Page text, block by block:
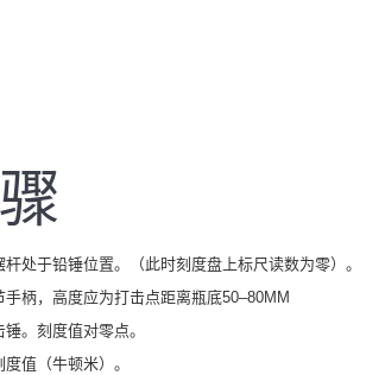
处于铅锤位置。（此时刻度盘上标尺读数为零）。
柄，高度应为打击点距离瓶底50–80MM
。刻度值对零点。
值（牛顿米）。